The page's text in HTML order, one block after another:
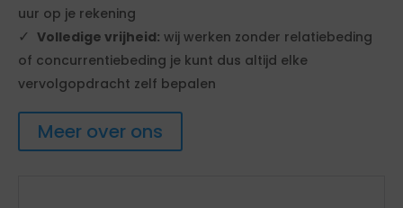
uur op je rekening
Volledige vrijheid: wij werken zonder relatiebeding
of concurrentiebeding je kunt dus altijd elke
vervolgopdracht zelf bepalen
Meer over ons